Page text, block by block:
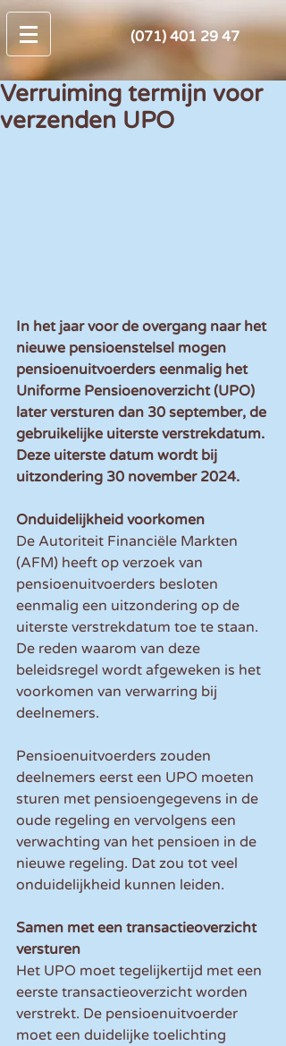
(071) 401 29 47
Verruiming termijn voor
verzenden UPO
In het jaar voor de overgang naar het
nieuwe pensioenstelsel mogen
pensioenuitvoerders eenmalig het
Uniforme Pensioenoverzicht (UPO)
later versturen dan 30 september, de
gebruikelijke uiterste verstrekdatum.
Deze uiterste datum wordt bij
uitzondering 30 november 2024.
Onduidelijkheid voorkomen
De Autoriteit Financiële Markten
(AFM) heeft op verzoek van
pensioenuitvoerders besloten
eenmalig een uitzondering op de
uiterste verstrekdatum toe te staan.
De reden waarom van deze
beleidsregel wordt afgeweken is het
voorkomen van verwarring bij
deelnemers.
Pensioenuitvoerders zouden
deelnemers eerst een UPO moeten
sturen met pensioengegevens in de
oude regeling en vervolgens een
verwachting van het pensioen in de
nieuwe regeling. Dat zou tot veel
onduidelijkheid kunnen leiden.
Samen met een transactieoverzicht
versturen
Het UPO moet tegelijkertijd met een
eerste transactieoverzicht worden
verstrekt. De pensioenuitvoerder
moet een duidelijke toelichting